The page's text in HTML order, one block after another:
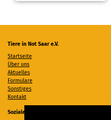
Tiere in Not Saar e.V.
Startseite
Über uns
Aktuelles
Formulare
Sonstiges
Kontakt
Soziale Medien